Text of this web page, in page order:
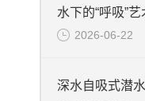
2026-06-22